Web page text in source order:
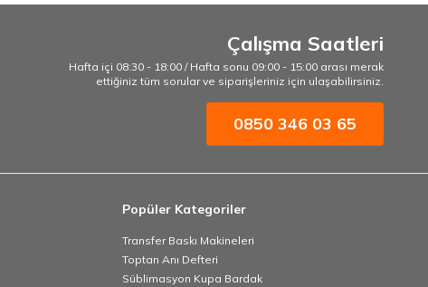
Çalışma Saatleri
Hafta içi 08:30 - 18:00 / Hafta sonu 09:00 - 15:00 arası merak
ettiğiniz tüm sorular ve siparişleriniz için ulaşabilirsiniz.
0850 346 03 65
Popüler Kategoriler
Transfer Baskı Makineleri
Toptan Anı Defteri
Süblimasyon Kupa Bardak